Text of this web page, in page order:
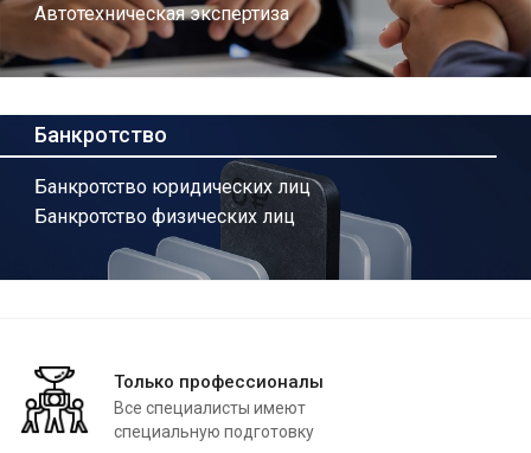
Автотехническая экспертиза
Банкротство
Банкротство юридических лиц
Банкротство физических лиц
Только профессионалы
Все специалисты имеют
специальную подготовку